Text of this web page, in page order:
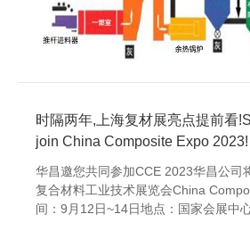
时隔两年,上海复材展亮点提前看
join China Composite Expo 2023!
华昌邀您共同参加CCE 2023华昌公司
复合材料工业技术展览会China
间：9月12日~14日地点：国家会展中